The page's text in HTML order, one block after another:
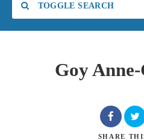
TOGGLE SEARCH
Goy
SHARE